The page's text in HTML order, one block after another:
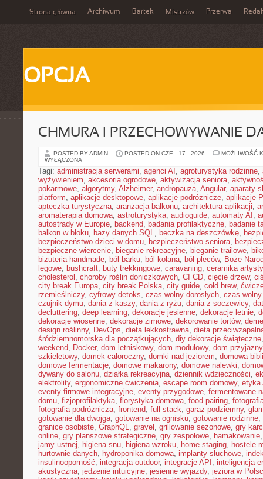
Strona główna Archiwum Bartek Mistrzów Przerwa
OPCJA
CHMURA I PRZECHOWYWANIE
POSTED BY ADMIN POSTED ON CZE - 17 - 2026
MOŻLIWOŚĆ
WYŁĄCZONA
Tagi: administracja serwerami, agenci AI , agroturystyka rodzinne,
wyżywieniem, akcesoria ogrodowe, aktywizacja seniora,
pokarmowe, algorytmy, Alzheimer, andropauza, Angular, aparaty
platform, aplikacje desktopowe, aplikacje podróżnicze, aplikacje
apteczka turystyczna, aranżacja balkonu, architektura aplikacji,
aromaterapia domowa, astroturystyka, audioguide, automaty AI ,
autostrady w Europie, backend, badania profilaktyczne, badanie
balkon w bloku, bazy danych SQL, beczka na deszczówkę,
bezpieczeństwo dzieci w domu, bezpieczeństwo seniora,
bezpieczne wiercenie, bieganie rekreacyjne, bieganie trailowe,
bizuteria handmade, ból barku, ból kolana, ból pleców, Boże
lęgowe, bushcraft, buty trekkingowe, caravaning, ceramika
cholesterol , choroby roślin doniczkowych, CI CD, cięcie drzew,
city break Europa, city break Polska, city guide, cold brew,
rzemieślniczy, cyfrowy detoks, czas wolny dorosłych, czas
czujnik dymu, dania z kaszy, dania z ryżu, dania z soczewicy,
decluttering, deep learning, dekoracje jesienne, dekoracje letnie,
dekoracje wiosenne, dekoracje zimowe, dekorowanie tortów,
design roślinny, DevOps, dieta lekkostrawna, dieta
śródziemnomorska dla początkujących, diy dekoracje świąteczne
weekend, Docker, dom letniskowy, dom modułowy, dom
szkieletowy, domek całoroczny, domki nad jeziorem, domowa
domowe fermentacje, domowe makarony, domowe nalewki,
dywany do salonu, działka rekreacyjna, dziennik wdzięczności,
elektrolity, ergonomiczne ćwiczenia, escape room domowy, etyka
eventy firmowe integracyjne, eventy przygodowe, fermentowane
domu, fizjoprofilaktyka, florystyka domowa, food pairing,
fotografia podróżnicza, frontend, full stack, garaż podziemny,
gotowanie dla dwojga, gotowanie na ognisku, gotowanie rodzinne,
granice osobiste, GraphQL, gravel , grillowanie sezonowe, gry
online, gry planszowe strategiczne, gry zespołowe, hamakowanie
jamy ustnej, higiena snu, higiena wzroku, home staging, hostele
hurtownie danych, hydroponika domowa, implanty słuchowe,
insulinooporność, integracja outdoor, integracje API , inteligencja
akustyczna, jedzenie intuicyjne, jesienne wyjazdy, jeziora w